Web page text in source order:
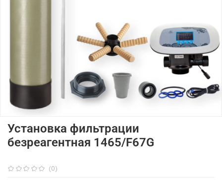
(0)
Установка фильтрации
безреагентная 1465/F67G